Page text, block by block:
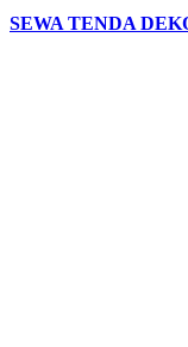
SEWA TENDA